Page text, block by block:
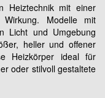
Heiztechnik mit einer
Wirkung. Modelle mit
Licht und Umgebung
heller und offener
Heizkörper ideal für
oder stilvoll gestaltete